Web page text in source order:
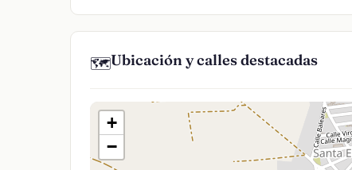
🗺️Ubicación y calles destacadas
+
−